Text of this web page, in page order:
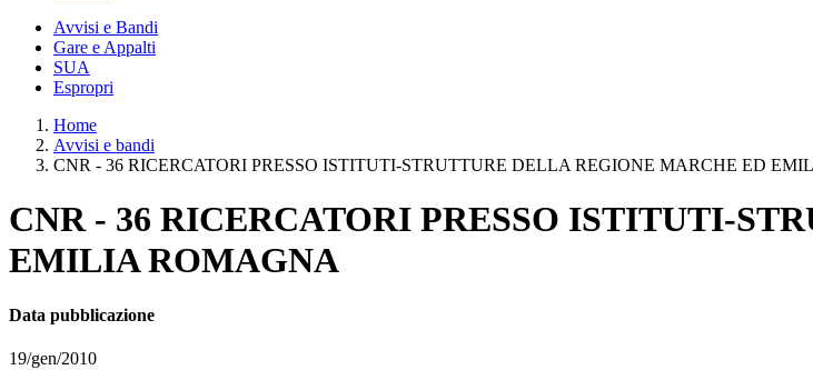
Avvisi e Bandi
Gare e Appalti
SUA
Espropri
Home
Avvisi e bandi
CNR - 36 RICERCATORI PRESSO ISTITUTI-STRUTTURE DELLA REGIONE MARCHE ED
CNR - 36 RICERCATORI PRESSO ISTITUTI-
EMILIA ROMAGNA
Data pubblicazione
19/gen/2010